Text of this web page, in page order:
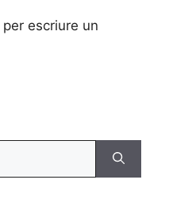
per escriure un